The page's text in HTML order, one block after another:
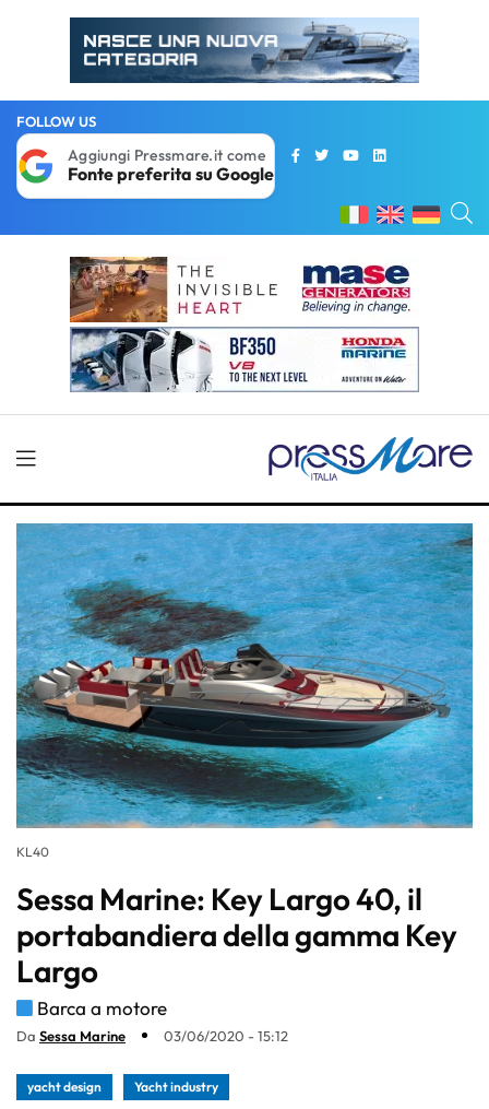
FOLLOW US
Aggiungi Pressmare.it come
Fonte preferita su Google
KL40
Sessa Marine: Key Largo 40, il
portabandiera della gamma Key
Largo
Barca a motore
Da Sessa Marine 03/06/2020 - 15:12
yacht design Yacht industry